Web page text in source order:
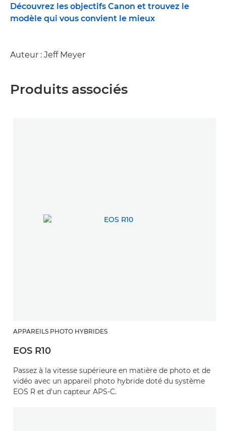
Découvrez les objectifs Canon et trouvez le
modèle qui vous convient le mieux
Auteur : Jeff Meyer
Produits associés
APPAREILS PHOTO HYBRIDES
EOS R10
Passez à la vitesse supérieure en matière de photo et de
vidéo avec un appareil photo hybride doté du système
EOS R et d'un capteur APS-C.